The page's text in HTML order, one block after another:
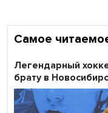
Самое
Легендарный
брату в